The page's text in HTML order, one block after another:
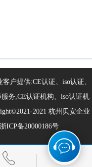
户提供:CE认证、iso认证、
务,CE认证机构、iso认证机
2021 杭州贝安企业
浙ICP备20000186号